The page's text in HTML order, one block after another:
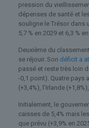
pression du
dépenses de santé et
souligne le Trésor dans
5,7 % en 2029 et 6,3 % en
Deuxième du
se réjouir. Son déficit a
passé et reste très loin
-0,1 point). Quatre pays
(+3,4%), l’Irlande
Initialement, le
caisses de 5,4% mais
que prévu (+3,9% en